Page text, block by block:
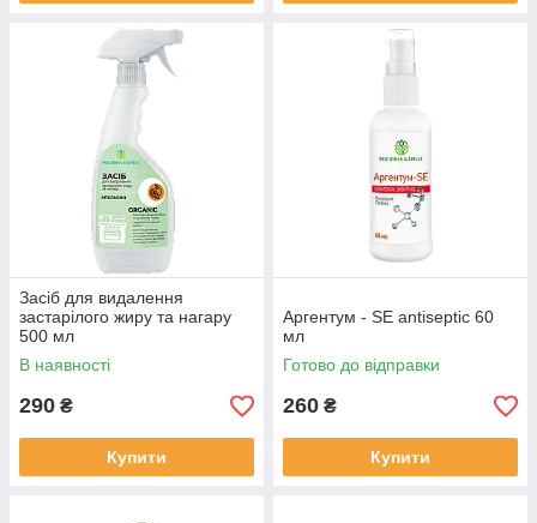
Засіб для видалення
застарілого жиру та нагару
500 мл
В наявності
290 ₴
Купити
Аргентум - SЕ antiseptic 60
мл
Готово до відправки
260 ₴
Купити